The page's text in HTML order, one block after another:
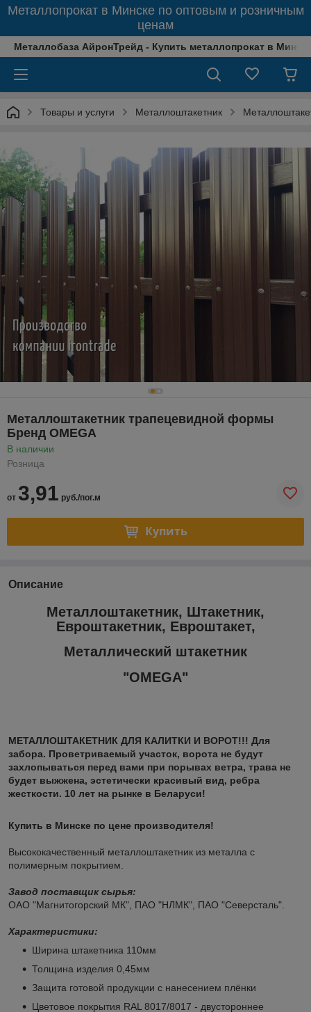
Металлопрокат в Минске по оптовым и розничным
ценам
Металлобаза АйронТрейд - Купить металлопрокат в
Товары и услуги Металлоштакетник
Металлоштакетник трапецевидной формы
Бренд OMEGA
В наличии
Розница
от 3,91 руб./пог.м
Купить
Описание
Металлоштакетник, Штакетник,
Евроштакетник, Евроштакет,
Металлический штакетник
"OMEGA"
МЕТАЛЛОШТАКЕТНИК ДЛЯ КАЛИТКИ И ВОРОТ!!! Для
забора. Проветриваемый участок, ворота не будут
захлопываться перед вами при порывах ветра, трава не
будет выжжена, эстетически красивый вид, ребра
жесткости. 10 лет на рынке в Беларуси!
Купить в Минске по цене производителя!
Высококачественный металлоштакетник из металла с
полимерным покрытием.
Завод поставщик сырья:
ОАО "Магнитогорский МК", ПАО "НЛМК", ПАО "Северсталь".
Характеристики:
Ширина штакетника 110мм
Толщина изделия 0,45мм
Защита готовой продукции с нанесением плёнки
Цветовое покрытия RAL 8017/8017 - двустороннее